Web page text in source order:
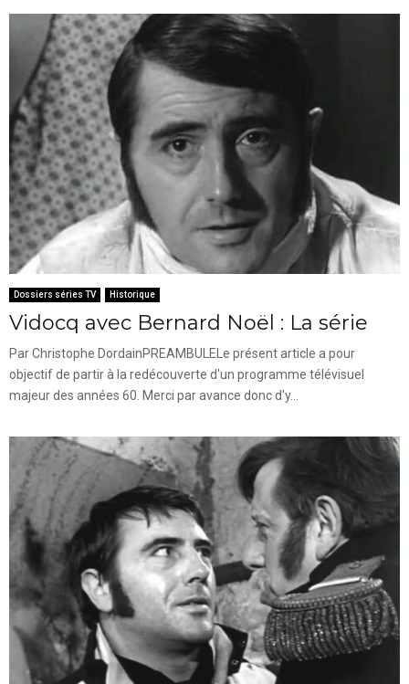
Dossiers séries TV Historique
Vidocq avec Bernard Noël : La série
Par Christophe DordainPREAMBULELe présent article a pour
objectif de partir à la redécouverte d'un programme télévisuel
majeur des années 60. Merci par avance donc d'y...